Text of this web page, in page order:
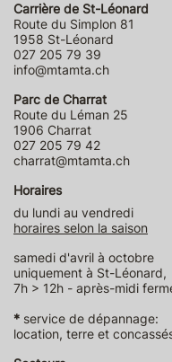
Carrière de St-Léonard
Route du Simplon 81
1958 St-Léonard
027 205 79 39
info@mtamta.ch
Parc de Charrat
Route du Léman 25
1906 Charrat
027 205 79 42
charrat@mtamta.ch
Horaires
du lundi au vendredi
horaires selon la saison
samedi d'avril à octobre
uniquement à St-Léonard,
7h > 12h - après-midi
* service de dépannage:
location, terre et